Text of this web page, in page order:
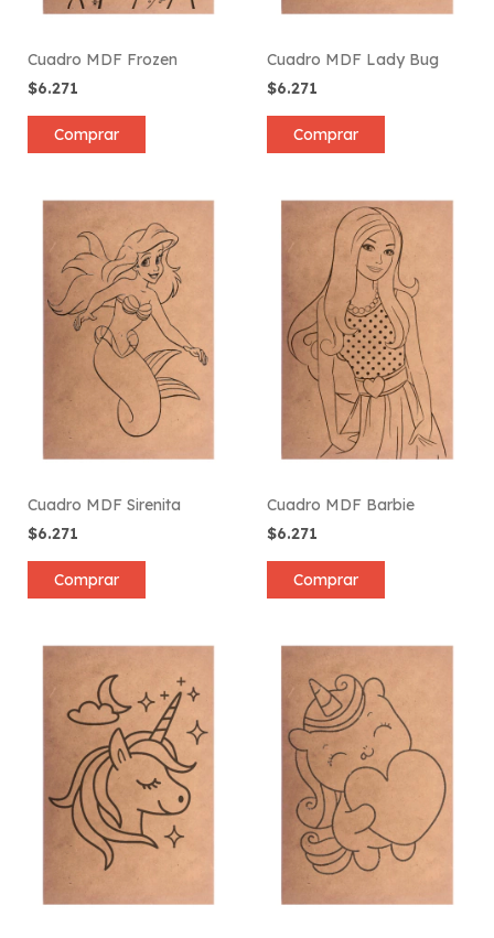
Cuadro MDF Frozen
$6.271
Comprar
Cuadro MDF Lady Bug
$6.271
Comprar
Cuadro MDF Sirenita
$6.271
Comprar
Cuadro MDF Barbie
$6.271
Comprar